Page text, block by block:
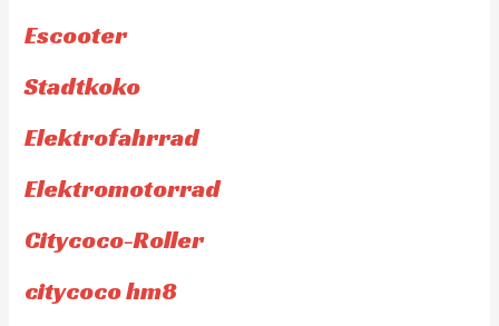
Escooter
Stadtkoko
Elektrofahrrad
Elektromotorrad
Citycoco-Roller
citycoco hm8